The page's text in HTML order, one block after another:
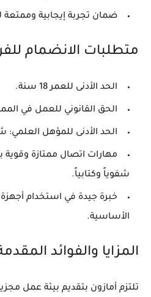
ضمان تجربة إيجابية
متطلبات الانضمام
الحد الأدنى للعمر 18 سنة.
الحق القانوني للعمل في
الحد الأدنى للمؤهل العلمي:
مهارات اتصال ممتازة وقوية
شفوياً وكتابياً.
خبرة جيدة في استخدام أجهزة
الأساسية.
المزايا والفوائد
تلتزم أمازون بتقديم بيئة عمل